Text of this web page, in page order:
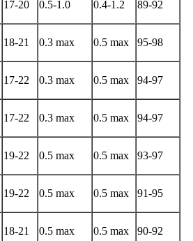
17-20 0.5-1.0 0.4-1.2 89-92
18-21 0.3 max 0.5 max 95-98
17-22 0.3 max 0.5 max 94-97
17-22 0.3 max 0.5 max 94-97
19-22 0.5 max 0.5 max 93-97
19-22 0.5 max 0.5 max 91-95
18-21 0.5 max 0.5 max 90-92